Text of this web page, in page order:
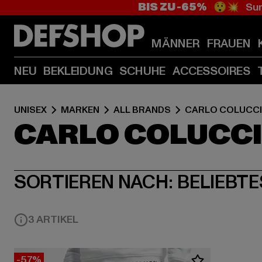
BIS ZU -65% 😲💥
MÄNNER FRAUEN
NEU BEKLEIDUNG SCHUHE ACCESSOIRES
UNISEX MARKEN ALL BRANDS CARLO COLUCCI
CARLO
SORTIEREN NACH:
3 ARTIKEL